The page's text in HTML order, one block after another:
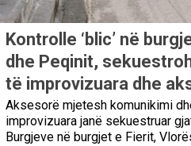
Kontrolle ‘blic’ në
dhe Peqinit,
të improvizuara dhe
Aksesorë mjetesh komunikimi
improvizuara janë sekuestruar
Burgjeve në burgjet e Fierit,